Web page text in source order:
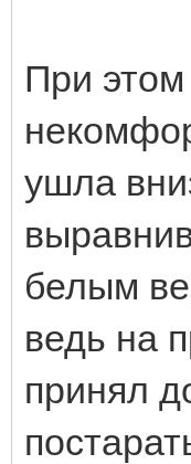
При этом
ушла
белым
ведь на
принял